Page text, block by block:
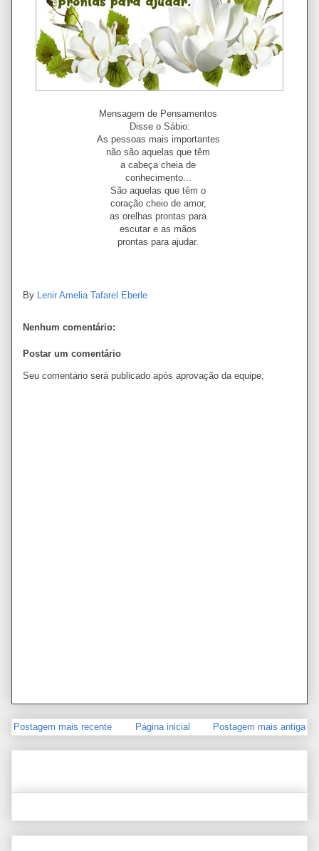
Mensagem de Pensamentos
Disse o Sábio:
As pessoas mais importantes
não são aquelas que têm
a cabeça cheia de
conhecimento...
São aquelas que têm o
coração cheio de amor,
as orelhas prontas para
escutar e as mãos
prontas para ajudar.
By Lenir Amelia Tafarel Eberle
Nenhum comentário:
Postar um comentário
Seu comentário será publicado após aprovação da equipe;
Postagem mais recente Postagem mais antiga
Página inicial